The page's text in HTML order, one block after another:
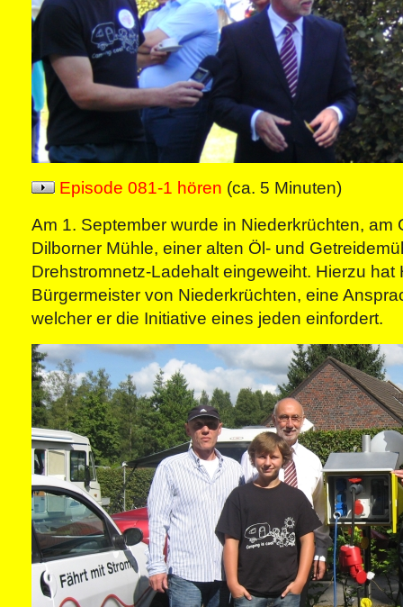
Episode 081-1 hören (ca. 5 Minuten)
Am 1. September wurde in Niederkrüchten, am
Dilborner Mühle, einer alten Öl- und
Drehstromnetz-Ladehalt eingeweiht. Hierzu hat
Bürgermeister von Niederkrüchten, eine
welcher er die Initiative eines jeden einfordert.